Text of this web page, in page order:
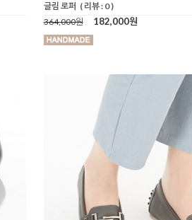
글림 로퍼 ( 리뷰 : 0 )
364,000원
182,000원